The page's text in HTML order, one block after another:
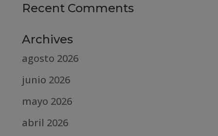
Recent Comments
Archives
agosto 2026
junio 2026
mayo 2026
abril 2026